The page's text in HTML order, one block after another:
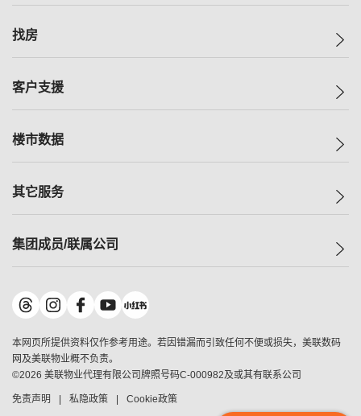
美联集团
人才招募
找房
一手新房
减价
美联豪宅
独家楼盘
租房
客户支援
自助放盘
查询热线
按揭计算机
负担能力计算机
转按计算机
缴款方式
楼市数据
指数
历史成交
小区成交排行榜
地区百科
其它服务
小区专页
美联精英会
美善会
地产经纪人管理协会
申报已递交的购楼开盘
集团成员/联属公司
美联物业
鋑联控股*
美联工商铺*
美联中国
美联澳门
美联金融集团
本网页所提供资料仅作参考用途。若因错漏而引致任何不便或损失，美联数码
网及美联物业概不负责。
©2026 美联物业代理有限公司牌照号码C-000982及或其有联系公司
免责声明 私隐政策 Cookie政策